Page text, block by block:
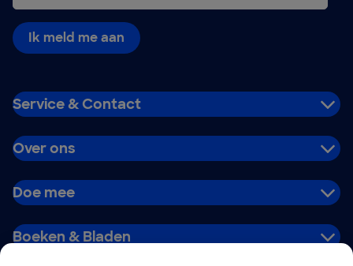
Ik meld me aan
Service & Contact
Over ons
Doe mee
Boeken & Bladen